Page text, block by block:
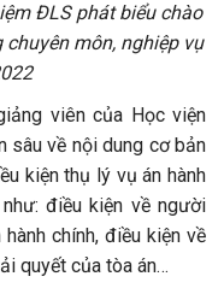
ĐLS phát biểu chào
môn, nghiệp vụ
viên của Học viện
sâu về nội dung cơ bản
kiện thụ lý vụ án hành
điều kiện về người
chính, điều kiện về
quyết của tòa án…